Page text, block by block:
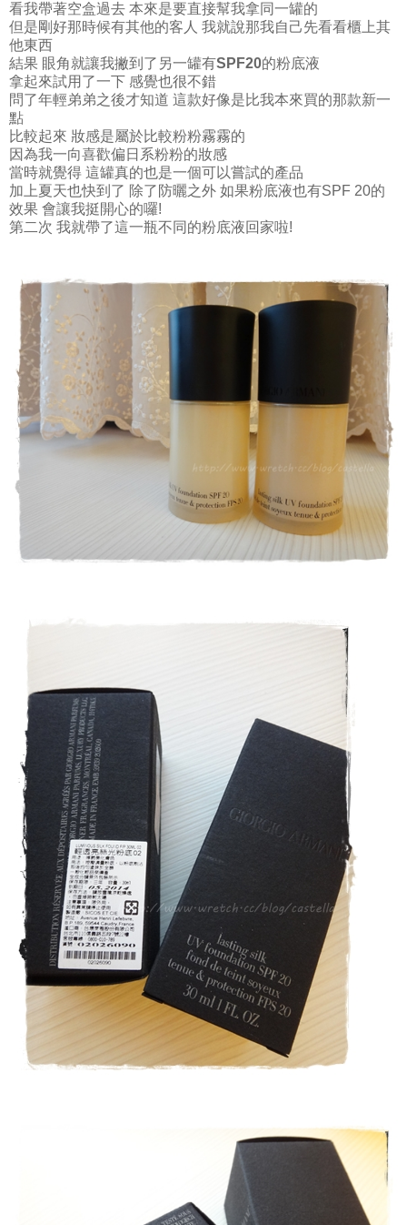
看我帶著空盒過去 本來是要直接幫我拿同一罐的
但是剛好那時候有其他的客人 我就說那我自己先看看櫃上其
他東西
結果 眼角就讓我撇到了另一罐有SPF20的粉底液
拿起來試用了一下 感覺也很不錯
問了年輕弟弟之後才知道 這款好像是比我本來買的那款新一
點
比較起來 妝感是屬於比較粉粉霧霧的
因為我一向喜歡偏日系粉粉的妝感
當時就覺得 這罐真的也是一個可以嘗試的產品
加上夏天也快到了 除了防曬之外 如果粉底液也有SPF 20的
效果 會讓我挺開心的囉!
第二次 我就帶了這一瓶不同的粉底液回家啦!